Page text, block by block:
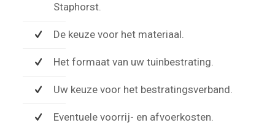
Staphorst.
De keuze voor het materiaal.
Het formaat van uw tuinbestrating.
Uw keuze voor het bestratingsverband.
Eventuele voorrij- en afvoerkosten.